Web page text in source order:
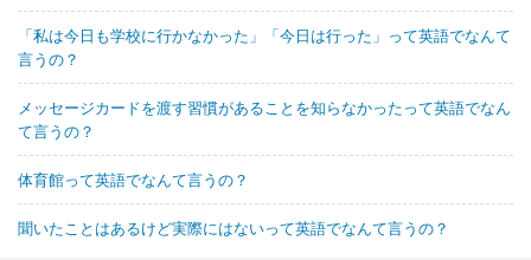
「私は今日も学校に行かなかった」「今日は行った」って英語でなんて
言うの？
メッセージカードを渡す習慣があることを知らなかったって英語でなん
て言うの？
体育館って英語でなんて言うの？
聞いたことはあるけど実際にはないって英語でなんて言うの？